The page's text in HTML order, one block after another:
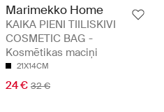
Marimekko Home
KAIKA PIENI TIILISKIVI
COSMETIC BAG -
Kosmētikas maciņi
21X14CM
24 € 32 €